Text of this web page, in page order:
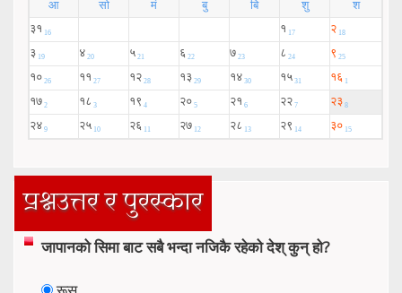
प्रश्नउत्तर र पुरस्कार
जापानको सिमा बाट सबै भन्दा नजिकै रहेको देश् कुन् हो?